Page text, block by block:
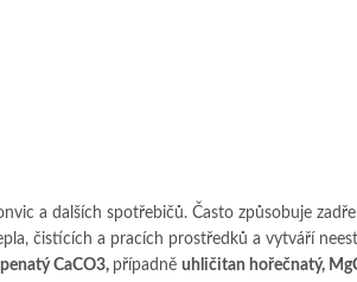
a dalších spotřebičů. Často způsobuje
čistících a pracích prostředků a vytváří
CaCO3, případně uhličitan hořečnatý,